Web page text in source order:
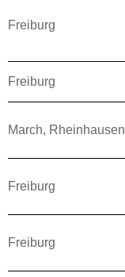
Freiburg
Freiburg
March, Rheinhausen
Freiburg
Freiburg